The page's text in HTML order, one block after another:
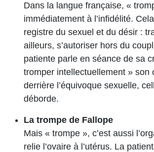
Dans la langue française, «
immédiatement à l’infidélité.
registre du sexuel et du désir :
ailleurs, s’autoriser hors du
patiente parle en séance de sa
tromper intellectuellement » son
derrière l’équivoque sexuelle,
déborde.
La trompe de Fallope
Mais « trompe », c’est aussi
relie l’ovaire à l’utérus. La